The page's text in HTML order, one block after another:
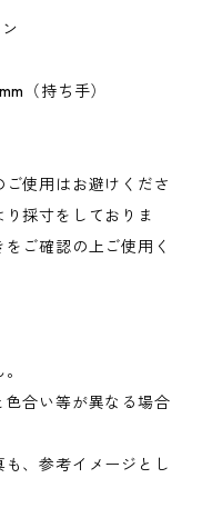
（持ち手）
使用はお避けくださ
採寸をしておりま
ご確認の上ご使用く
色合い等が異なる場合
、参考イメージとし